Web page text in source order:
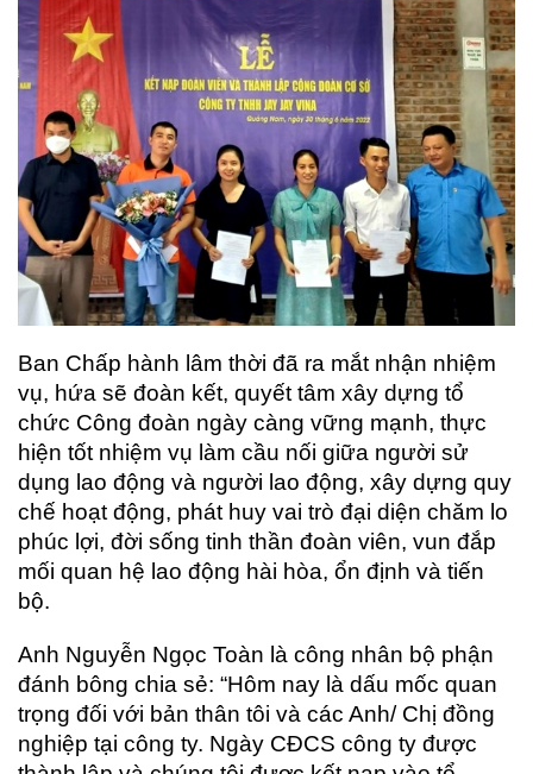
Ban Chấp hành lâm thời đã ra mắt nhận nhiệm
vụ, hứa sẽ đoàn kết, quyết tâm xây dựng tổ
chức Công đoàn ngày càng vững mạnh, thực
hiện tốt nhiệm vụ làm cầu nối giữa người sử
dụng lao động và người lao động, xây dựng quy
chế hoạt động, phát huy vai trò đại diện chăm lo
phúc lợi, đời sống tinh thần đoàn viên, vun đắp
mối quan hệ lao động hài hòa, ổn định và tiến
bộ.
Anh Nguyễn Ngọc Toàn là công nhân bộ phận
đánh bông chia sẻ: “Hôm nay là dấu mốc quan
trọng đối với bản thân tôi và các Anh/ Chị đồng
nghiệp tại công ty. Ngày CĐCS công ty được